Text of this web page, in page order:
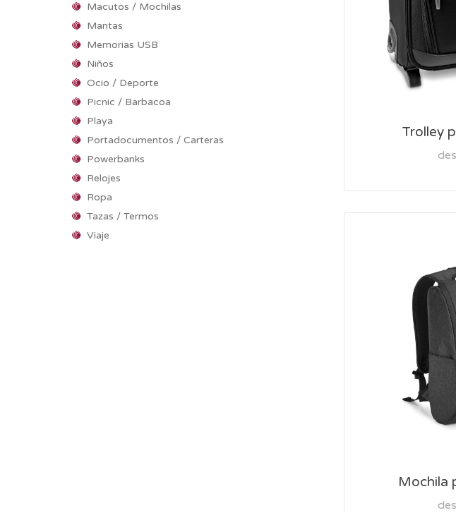
Trolley
Mochila
Macutos / Mochilas
Mantas
Memorias USB
Niños
Ocio / Deporte
Picnic / Barbacoa
Playa
Portadocumentos / Carteras
Powerbanks
Relojes
Ropa
Tazas / Termos
Viaje